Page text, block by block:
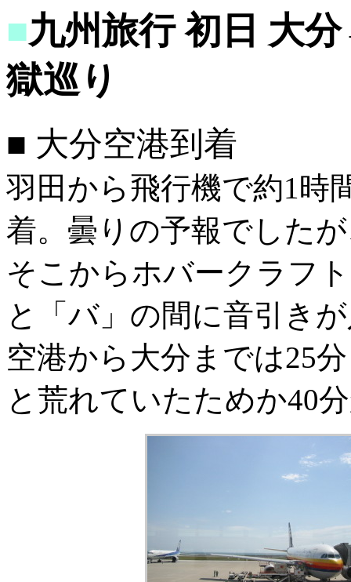
■九州旅行 初日 大
獄巡り
■ 大分空港到着
羽田から飛行機で約1時
着。曇りの予報でした
そこからホバークラフ
と「バ」の間に音引き
空港から大分までは25
と荒れていたためか40